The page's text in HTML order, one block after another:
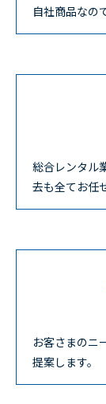
自社商品なの
総合レンタル
去も全てお任
お客さまのニ
提案します。